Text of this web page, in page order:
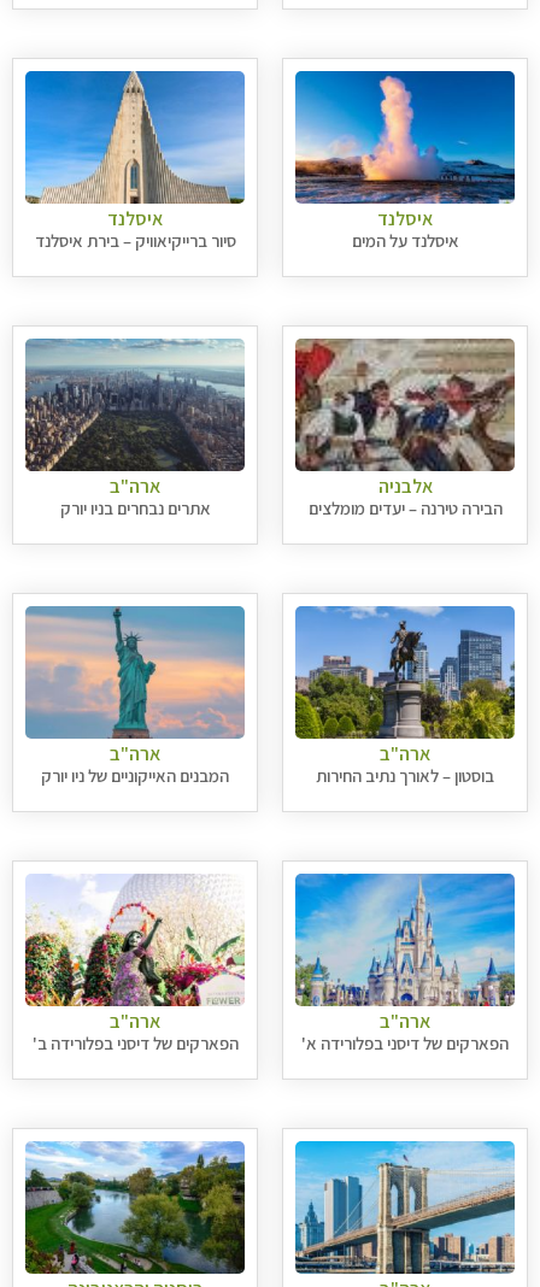
איסלנד
איסלנד על המים
איסלנד
סיור ברייקיאוויק – בירת איסלנד
אלבניה
הבירה טירנה – יעדים מומלצים
ארה"ב
אתרים נבחרים בניו יורק
ארה"ב
בוסטון – לאורך נתיב החירות
ארה"ב
המבנים האייקוניים של ניו יורק
ארה"ב
הפארקים של דיסני בפלורידה א'
ארה"ב
הפארקים של דיסני בפלורידה ב'